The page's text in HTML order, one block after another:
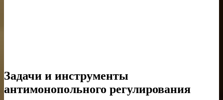
Задачи и инструменты
антимонопольного регулирования